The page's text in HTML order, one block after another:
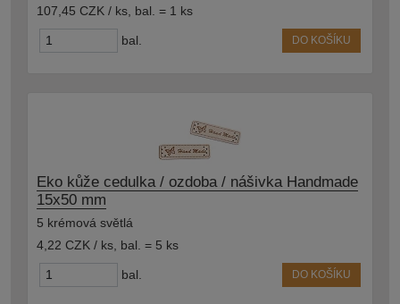
107,45 CZK / ks bal. = 1 ks
bal. DO KOŠÍKU
Eko kůže cedulka / ozdoba / nášivka Handmade
15x50 mm
5 krémová světlá
4,22 CZK / ks bal. = 5 ks
bal. DO KOŠÍKU